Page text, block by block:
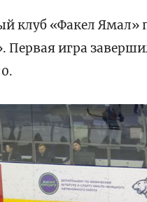
клуб «Факел Ямал»
Первая игра